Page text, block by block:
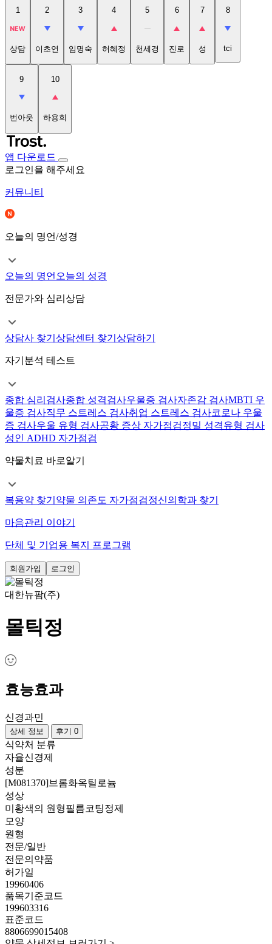
1
상담
2
이초연
3
임명숙
4
허혜정
5
천세경
6
진로
7
성
8
tci
9
번아웃
10
하용희
앱 다운로드
로그인을 해주세요
커뮤니티
오늘의 명언/성경
오늘의 명언 오늘의 성경
전문가와 심리상담
상담사 찾기 상담센터 찾기 상담하기
자기분석 테스트
종합 심리검사종합 성격검사우울증 검사자존감 검사MBTI 우
울증 검사직무 스트레스 검사취업 스트레스 검사코로나 우울
증 검사우울 유형 검사공황 증상 자가점검정밀 성격유형 검사
성인 ADHD 자가점검
약물치료 바로알기
복용약 찾기 약물 의존도 자가점검정신의학과 찾기
마음관리 이야기
단체 및 기업용 복지 프로그램
회원가입 로그인
대한뉴팜(주)
몰틱정
효능효과
신경과민
상세 정보 후기 0
식약처 분류
자율신경제
성분
[M081370]브롬화옥틸로늄
성상
미황색의 원형필름코팅정제
모양
원형
전문/일반
전문의약품
허가일
19960406
품목기준코드
199603316
표준코드
8806699015408